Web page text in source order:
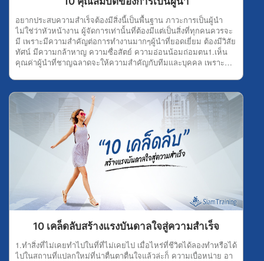
ความกระตือรือร้น มักจะเป็นผู้ฟังที่มองเห็นประโยชน์หรือเห็นคุณค่า
จึงสนใจฟังเรื่องนั้นจริงๆ ซึ่งความกระตือรือร้นส่งผลดี ทำให้จิตใจ
และความตั้งใจที่จะเก็บเกี่ยวความรู้ได้มากที่สุด ไม่เพียงเท่านี้ ยัง
ทำให้สมองเปิดรับความรู้ได้จำนวนมากอีกด้วย 5.ไม่มีอคติคนที่มี
อคติ ย่อมทำให้จิตใจร้อน ปิดการรับฟัง ซึ่งไม่เป็นผลดีต่อตัวคุณเลย
เพราะถ้าหากต้องการฟังสัมมนาให้เกิดความรู้ และความเข้าใจไม่ว่า
คุณจะมีอคติอะไรก็ตามแต่ ต้องปล่อยวาง และแยกะแยะ มุ่งศึกษา
หาความรู้ดีกว่า ที่สำคัญการไม่มีอคติต้องพิจารณาให้ละเอียดถี่ถ้วน
เพื่อไม่ให้เป็นโทษแก่ผู้อื่น 6.มีมารยาทในการฟังมารยาทในการฟังที่
ดี ต้องรู้จักเคารพผู้พูด และคนรอบข้าง โดยการแสดงความ
กระตือรือร้นที่จะฟัง ตั้งคำถามตามความเหมาะสม ยอมรับฟังความ
คิดเห็นที่แตกต่างกันออกไป และต้องไม่ใช้อารมณ์หรือนิสัยส่วนตัวมา
ตัดสินเรื่องต่างๆ ในห้องสัมมนาด้วย 7.มีความประสงค์ที่แน่นอนเมื่อ
คุณเลือกที่จะเข้าสัมมนาเพื่อไปหาความรู้ นั่นคือความประสงค์ของ
คุณ ดังนั้น ต้องพยายามฟังให้ได้ตามความจุดหมายมากที่สุด โดยใช้
วิจารณญาณเลือกฟังแต่เรื่องที่ควรฟังและหลีกเลี่ยงเรื่องที่ไม่เหมาะ
สม รู้จักแยกแยะส่วนที่เป็นข้อเท็จจริงและความคิดเห็น รู้จักใช้
เหตุผลประกอบในการแสดงความเห็น โดยต้องรู้จักใช้ศิลปะในการฟัง
ด้วย 8.แยกแยะข้อเท็จจริงเมื่อฟังสัมมนาความรู้แล้ว อย่าเชื่อไปทุก
เรื่องที่ได้ฟังมา คุณต้องนำข้อมูลนั้นมาพิจารณาให้เห็นถึงข้อเท็จจริง
ถ้าข้อมูลไหนที่ไม่แน่ใจต้องไปค้นหาคำตอบ หรือยกมือเพื่อสอบถาม
ให้ได้รายละเอียดที่แน่ชัด เป็นต้น 9.ดูเจตนาของผู้พูดผุ้ฟังที่ดี ที่
ต้องการได้ความรู้จากการฟังสัมมนา เพื่อใช้เป็นแนวทางหาหนทาง
ความสำเร็จ ต้องรู้จักดูเจตนาของผู้พูด เพราะบางครั้งผู้พูดอาจบอก
อยากประสบความสำเร็จต้องมีสิ่งนี้เป็นพื้นฐาน ภาวะการเป็นผู้นำ
ไม่ใช่ว่าหัวหน้างาน ผู้จัดการเท่านั้นที่ต้องมีแต่เป็นสิ่งที่ทุกคนควรจะ
มี เพราะมีความสำคัญต่อการทำงานมากๆผู้นำที่ยอดเยี่ยม ต้องมีวิสัย
ทัศน์ มีความกล้าหาญ ความซื่อสัตย์ ความอ่อนน้อมถ่อมตน1.เห็น
คุณค่าผู้นำที่ชาญฉลาดจะให้ความสำคัญกับทีมและบุคคล เพราะ
ยิ่งไปกว่านั้นการเห็นคุณค่ายังช่วยให้กำลังใจพัฒนาความเชื่อมั่น
และสร้างจุดแข็งอีกด้วย 2.มั่นใจความไว้วางใจและความเชื่อมั่นใน
การเป็นผู้นำเป็นตัวบ่งชี้ ความน่าเชื่อถือและความพึงพอใจของ
พนักงาน ผู้นำที่ดีต้องไม่กลัวที่จะถูกท้าทายด้วยอุปสรรคปัญหา
ใหม่ๆ 3.ความเห็นอกเห็นใจผู้นำที่ดีจะใช้ความเห็นอกเห็นใจในการ
รับรู้ ถึงความต้องการของผู้ที่พวกเขาเป็นผู้นำและตัดสินใจเลือก
แนวทางที่จะเป็นประโยชน์ สูงสุดแก่บุคคลและทีมงาน 4.กล้าหาญ
ผู้นำต้องกล้าที่จะตัดสินใจในทันที ไม่แสดงท่าทีลังเลหรือขาดความ
มั่นใจ ความกล้าหาญของผู้นำจะสร้างขวัญกำลังใจให้กับลูกทีมได้
ดี 5.มีความยืดหยุ่นผู้นำที่ดีสามารถยืดหยุ่นได้ พวกเขาปรับเปลี่ยน
ตนเอง ตามสถานการณ์บริบทและสถานการณ์ที่พวกเขาพบ พวกเขา
ยินดีต้อนรับแนวคิดใหม่ๆและยอมรับ การเปลี่ยนแปลง 6.ซื่อสัตย์ผู้นำ
ที่ฉลาดไม่กลัวที่จะสื่อสารความจริงกับคนของพวกเขา ความซื่อสัตย์
เป็นเรื่องของความสุจริต ที่จะสร้างความไว้วางใจ ความซื่อสัตย์ทำให้
เกิดความสัมพันธ์ที่ดีขึ้น 7.หนักแน่นไม่กลัวปัญหาที่ต้องเผชิญ มีสติ
และรู้เสมอว่าทุกปัญหา ต้องผ่านไปได้เสมอมีจุดยืนของตัวเองกล้า
หาญที่จะยืนหยัด รักษาความถูกต้อง แม้จะเจอกับอุปสรรค ผู้นำต้อง
10 เคล็ดลับสร้างแรงบันดาลใจสู่ความสำเร็จ
1.ทำสิ่งที่ไม่เคยทำไปในที่ที่ไม่เคยไป เมื่อไหร่ที่ชีวิตได้ลองทำหรือได้
ไปในสถานที่แปลกใหม่ที่น่าตื่นตาตื่นใจแล้วล่ะก็ ความเบื่อหน่าย อา